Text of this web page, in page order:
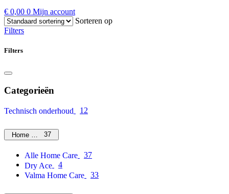
€ 0,00 0 Mijn account
Sorteren op
Filters
Filters
Categorieën
Technisch onderhoud 12
Home Care37
Alle Home Care
37
Dry Ace
4
Valma Home Care
33